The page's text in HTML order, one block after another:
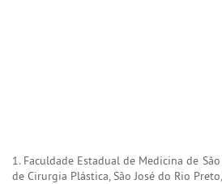
1. Faculdade Estadual de Medicina de
de Cirurgia Plástica, São José do Rio